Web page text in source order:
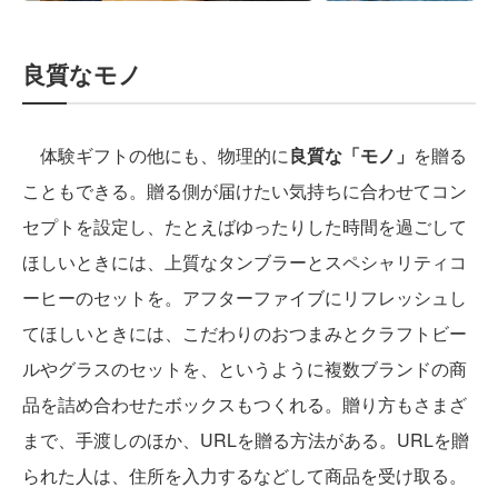
良質なモノ
体験ギフトの他にも、物理的に良質な「モノ」 を贈る
こともできる。贈る側が届けたい気持ちに合わせてコン
セプトを設定し、たとえばゆったりした時間を過ごして
ほしいときには、上質なタンブラーとスペシャリティコ
ーヒーのセットを。アフターファイブにリフレッシュし
てほしいときには、こだわりのおつまみとクラフトビー
ルやグラスのセットを、というように複数ブランドの商
品を詰め合わせたボックスもつくれる。贈り方もさまざ
まで、手渡しのほか、URLを贈る方法がある。URLを贈
られた人は、住所を入力するなどして商品を受け取る。